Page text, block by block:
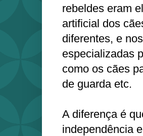
rebeldes eram
artificial dos
diferentes, e
especializadas
como os cães
de guarda etc.
A diferença é
independência